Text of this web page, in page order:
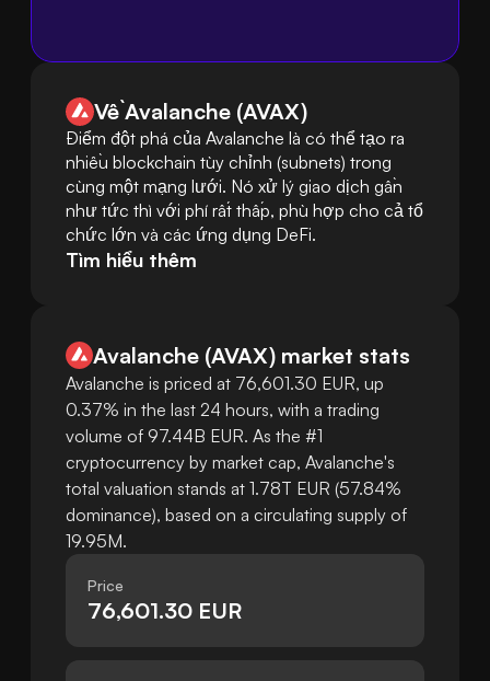
Về Avalanche (AVAX)
Điểm đột phá của Avalanche là có thể tạo ra
nhiều blockchain tùy chỉnh (subnets) trong
cùng một mạng lưới. Nó xử lý giao dịch gần
như tức thì với phí rất thấp, phù hợp cho cả tổ
chức lớn và các ứng dụng DeFi.
Tìm hiểu thêm
Avalanche (AVAX) market stats
Avalanche is priced at 76,601.30 EUR, up
0.37% in the last 24 hours, with a trading
volume of 97.44B EUR. As the #1
cryptocurrency by market cap, Avalanche's
total valuation stands at 1.78T EUR (57.84%
dominance), based on a circulating supply of
19.95M.
Price
76,601.30 EUR